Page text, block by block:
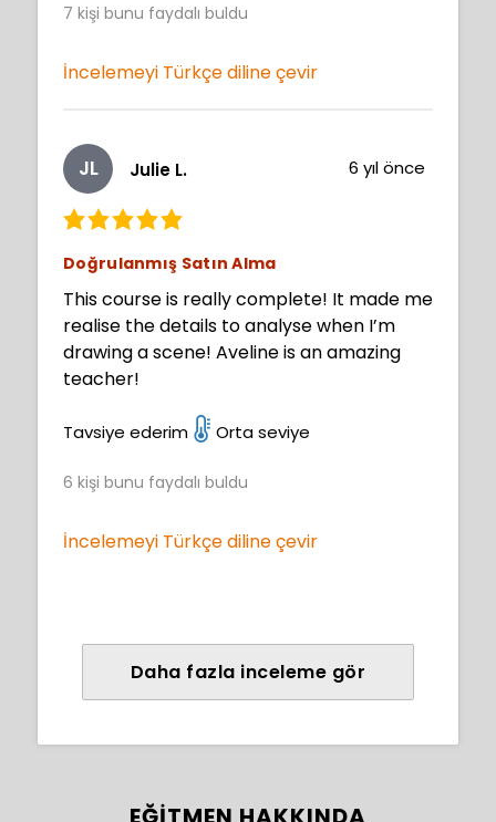
7 kişi bunu faydalı buldu
İncelemeyi Türkçe diline çevir
JL Julie L. 6 yıl önce
Doğrulanmış Satın Alma
This course is really complete! It made me
realise the details to analyse when I’m
drawing a scene! Aveline is an amazing
teacher!
Tavsiye ederim Orta seviye
6 kişi bunu faydalı buldu
İncelemeyi Türkçe diline çevir
Daha fazla inceleme gör